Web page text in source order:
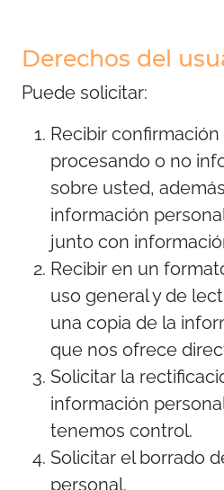
Derechos del
Puede solicitar:
Recibir
procesando o no
sobre usted,
información
junto con
Recibir en un
uso general y de
una copia de la
que nos ofrece
Solicitar la
información
tenemos control.
Solicitar el borrado
personal.